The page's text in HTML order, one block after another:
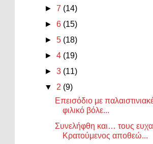
►7 (14)
►6 (15)
►5 (18)
►4 (19)
►3 (11)
▼ 2 (9)
Επεισόδιο με
φιλικό βόλε...
Συνελήφθη και… τους
Κρατούμενος αποθεώ...